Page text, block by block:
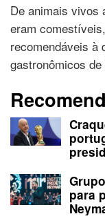
De animais vivos
eram
recomendáveis à
gastronômicos
para